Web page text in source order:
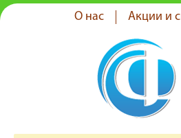
О нас Акции и